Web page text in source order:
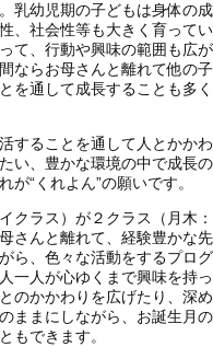
乳幼児期の子どもは身体の成
、社会性等も大きく育ってい
て、行動や興味の範囲も広が
ならお母さんと離れて他の子
を通して成長することも多く
することを通して人とかかわ
い、豊かな環境の中で成長の
“くれよん”の願いです。
クラス）が２クラス（月木：
さんと離れて、経験豊かな先
ら、色々な活動をするプログ
一人が心ゆくまで興味を持っ
のかかわりを広げたり、深め
ままにしながら、お誕生月の
もできます。